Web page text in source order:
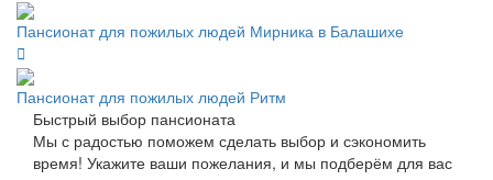
Пансионат для пожилых людей Мирника в Балашихе
Пансионат для пожилых людей Ритм
Быстрый выбор пансионата
Мы с радостью поможем сделать выбор и сэкономить
время! Укажите ваши пожелания, и мы подберём для вас